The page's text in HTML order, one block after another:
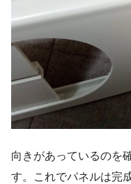
向きがあっているのを
す。これでパネルは完